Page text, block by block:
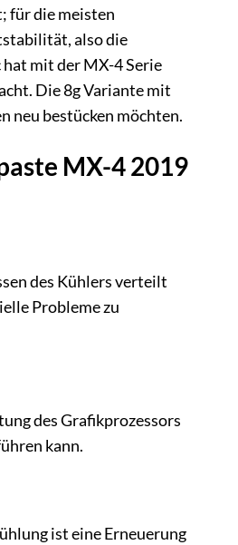
für die meisten
also die
mit der MX-4 Serie
Die 8g Variante mit
neu bestücken möchten.
MX-4 2019
des Kühlers verteilt
Probleme zu
des Grafikprozessors
kann.
ist eine Erneuerung